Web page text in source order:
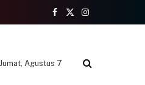
Facebook
X
Instagram
Jumat, Agustus 7